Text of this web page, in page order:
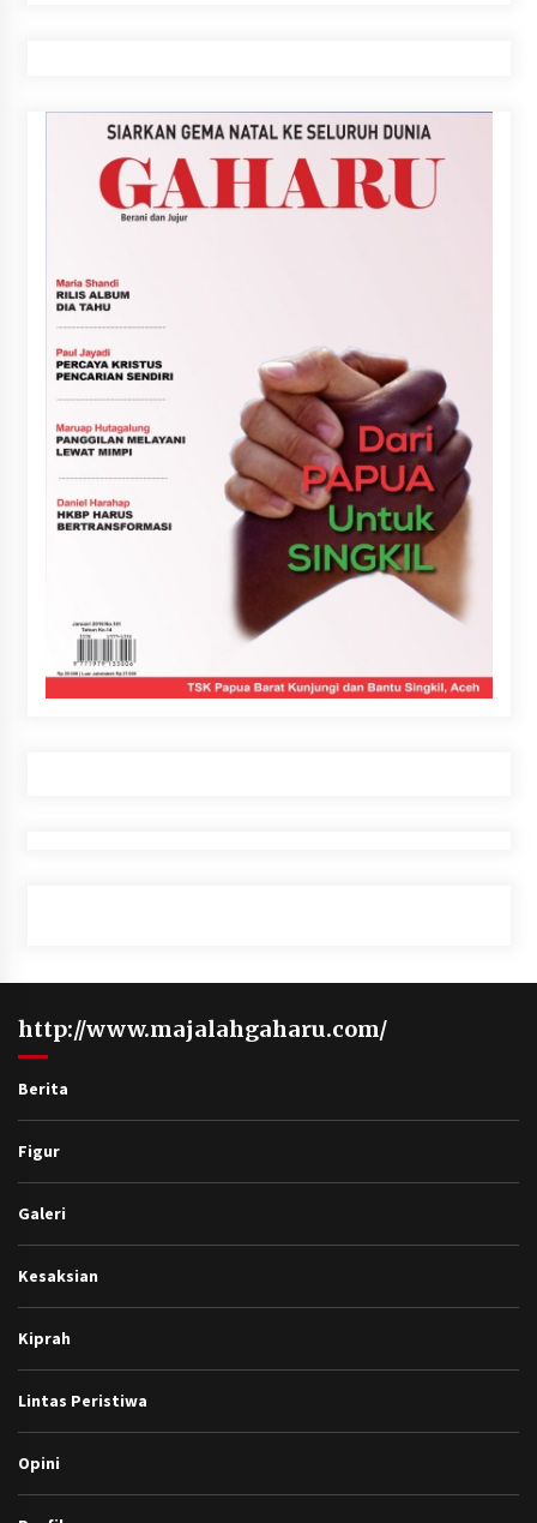
http://www.majalahgaharu.com/
Berita
Figur
Galeri
Kesaksian
Kiprah
Lintas Peristiwa
Opini